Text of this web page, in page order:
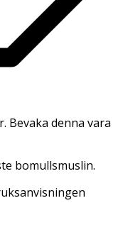
Bevaka denna vara
bomullsmuslin.